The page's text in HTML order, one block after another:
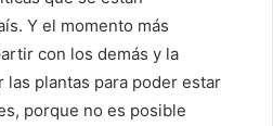
Y el momento más
con los demás y la
las plantas para poder estar
porque no es posible